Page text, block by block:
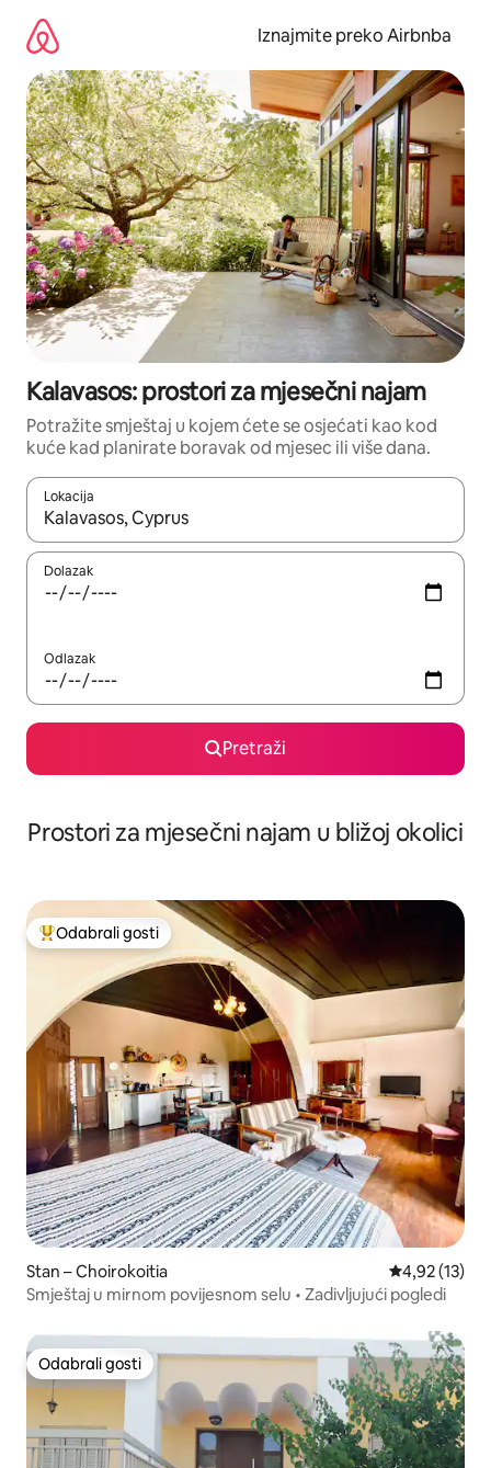
sadržaj
Iznajmite preko Airbnba
Kalavasos: prostori za mjesečni najam
Potražite smještaj u kojem ćete se osjećati kao kod
kuće kad planirate boravak od mjesec ili više dana.
Lokacija
Kada budu dostupni rezultati, moći ćete ih pregledati
Dolazak
Odlazak
Pretraži
Prostori za mjesečni najam u bližoj okolici
Među najviše rangiranima s oznakom „Odabrali gosti”
Odabrali gosti
Stan – Choirokoitia Prosječna
4,92 (13)
Smještaj u mirnom povijesnom selu • Zadivljujući pogledi
Odabrali gosti
Odabrali gosti